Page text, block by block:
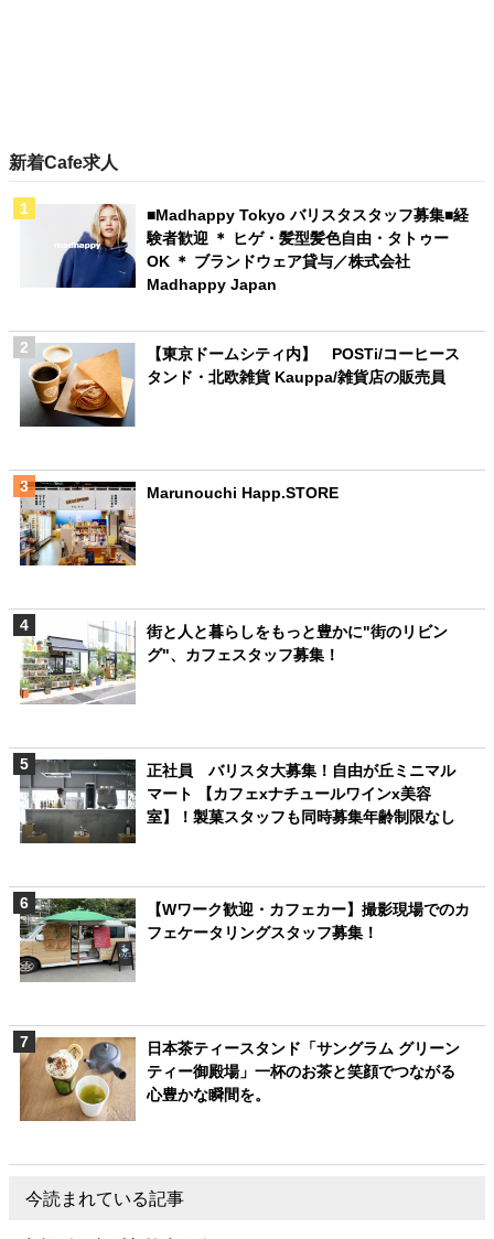
新着Cafe求人
■Madhappy Tokyo バリスタスタッフ募集■経
験者歓迎 ＊ ヒゲ・髪型髪色自由・タトゥー
OK ＊ ブランドウェア貸与／株式会社
Madhappy Japan
【東京ドームシティ内】 POSTi/コーヒース
タンド・北欧雑貨 Kauppa/雑貨店の販売員
Marunouchi Happ.STORE
街と人と暮らしをもっと豊かに"街のリビン
グ"、カフェスタッフ募集！
正社員 バリスタ大募集！自由が丘ミニマル
マート 【カフェxナチュールワインx美容
室】！製菓スタッフも同時募集年齢制限なし
【Wワーク歓迎・カフェカー】撮影現場でのカ
フェケータリングスタッフ募集！
日本茶ティースタンド「サングラム グリーン
ティー御殿場」一杯のお茶と笑顔でつながる
心豊かな瞬間を。
今読まれている記事